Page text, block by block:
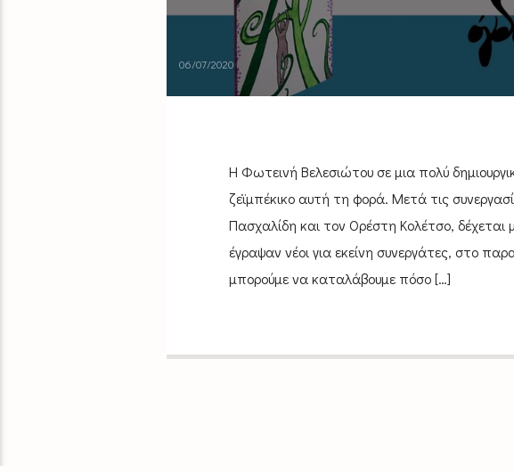
06/07/2020
Η Φωτεινή Βελεσιώτου σε μια πολύ
ζεϊμπέκικο αυτή τη φορά. Μετά τις
Πασχαλίδη και τον Ορέστη Κολέτσο, δέχεται
έγραψαν νέοι για εκείνη συνεργάτες, στο
μπορούμε να καταλάβουμε πόσο […]